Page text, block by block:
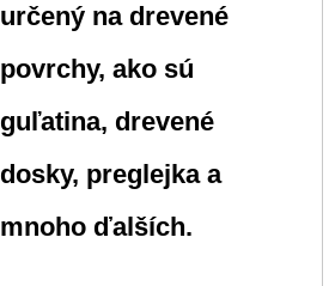
určený na drevené
povrchy, ako sú
guľatina, drevené
dosky, preglejka a
mnoho ďalších.